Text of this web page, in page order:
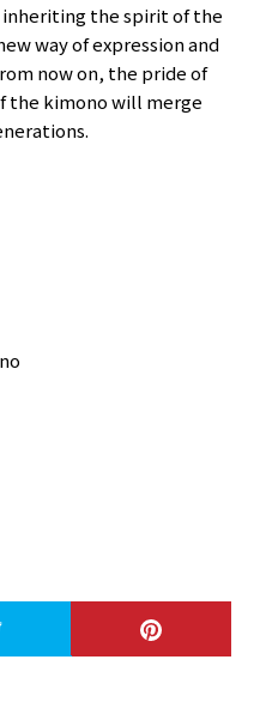
the spirit of the
way of expression and
now on, the pride of
the kimono will merge